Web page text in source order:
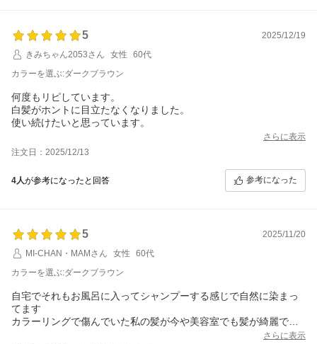
5
2025/12/19
きみちゃん2053さん
女性
60代
カラーを選ぶ:ダークブラウン
何度もリピしています。
白髪がホントに目立たなくなりました。
使い続けたいと思っています。
さらに表示
注文日：2025/12/13
4人が参考になったと回答 参考になった
5
2025/11/20
MI-CHAN・MAMさん
女性
60代
カラーを選ぶ:ダークブラウン
自宅でそれもお風呂に入ってシャンプーする感じで自然に染まっ
てます
カラーリングで傷んでいた私の髪が今や美容室でも髪が綺麗です
ねと言われるようになりました（カットで）60代半でこの艶は嬉
さらに表示